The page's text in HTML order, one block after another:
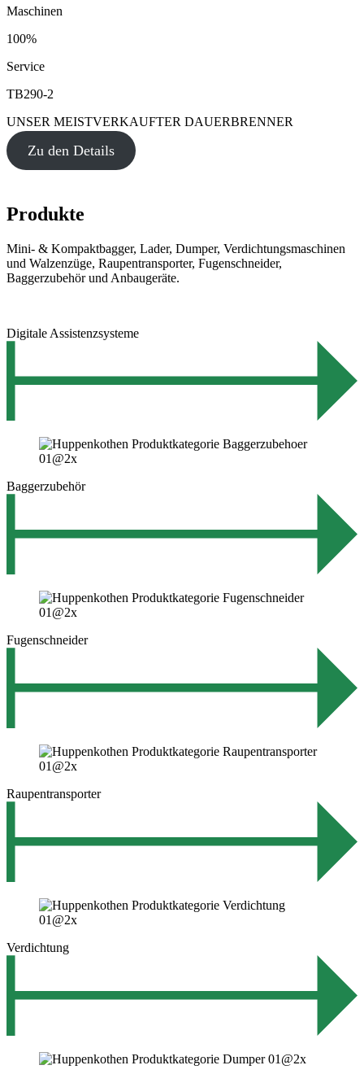
Maschinen
100%
Service
TB290-2
UNSER MEISTVERKAUFTER DAUERBRENNER
Zu den Details
Produkte
Mini- & Kompaktbagger, Lader, Dumper, Verdichtungsmaschinen
und Walzenzüge, Raupentransporter, Fugenschneider,
Baggerzubehör und Anbaugeräte.
Digitale Assistenzsysteme
Baggerzubehör
Fugenschneider
Raupentransporter
Verdichtung